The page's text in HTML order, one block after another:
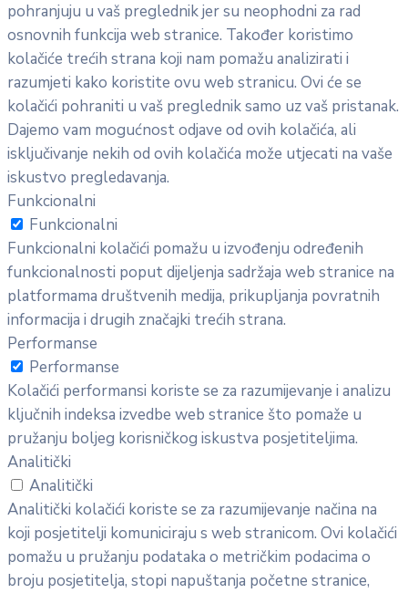
pohranjuju u vaš preglednik jer su neophodni za rad
osnovnih funkcija web stranice. Također koristimo
kolačiće trećih strana koji nam pomažu analizirati i
razumjeti kako koristite ovu web stranicu. Ovi će se
kolačići pohraniti u vaš preglednik samo uz vaš pristanak.
Dajemo vam mogućnost odjave od ovih kolačića, ali
isključivanje nekih od ovih kolačića može utjecati na vaše
iskustvo pregledavanja.
Funkcionalni
Funkcionalni
Funkcionalni kolačići pomažu u izvođenju određenih
funkcionalnosti poput dijeljenja sadržaja web stranice na
platformama društvenih medija, prikupljanja povratnih
informacija i drugih značajki trećih strana.
Performanse
Performanse
Kolačići performansi koriste se za razumijevanje i analizu
ključnih indeksa izvedbe web stranice što pomaže u
pružanju boljeg korisničkog iskustva posjetiteljima.
Analitički
Analitički
Analitički kolačići koriste se za razumijevanje načina na
koji posjetitelji komuniciraju s web stranicom. Ovi kolačići
pomažu u pružanju podataka o metričkim podacima o
broju posjetitelja, stopi napuštanja početne stranice,